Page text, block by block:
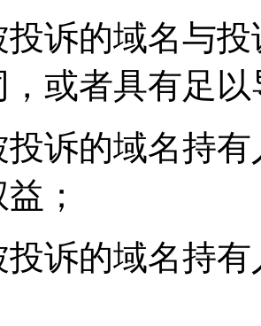
投诉的域名与
或者具有足
投诉的域名持
；
投诉的域名持